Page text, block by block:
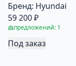
Бренд: Hyundai
59 200 ₽
предложений: 1
Под заказ